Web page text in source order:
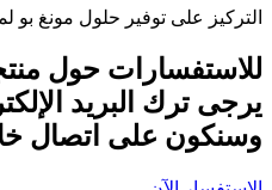
التركيز على توفير حلول مونغ بو لمدة 5
للاستفسارات حول
يرجى ترك البريد
وسنكون على اتصال خلال 24